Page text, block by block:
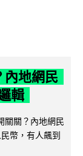
內地網民
輯
關關？內地網民
幣，有人飆到